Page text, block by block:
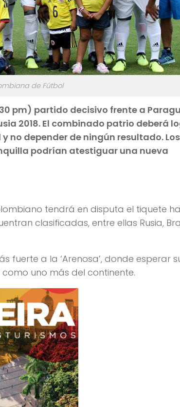
de Fútbol
pm) partido decisivo frente a
2018. El combinado patrio deberá
no depender de ningún resultado. Los
podrían atestiguar una nueva
tendrá en disputa el tiquete
clasificadas, entre ellas Rusia,
fuerte a la ‘Arenosa’, donde esperar
uno más del continente.